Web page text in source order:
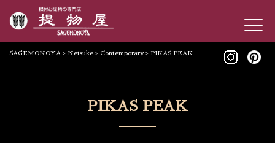
SAGEMONOYA > Netsuke > Contemporary> PIKAS PEAK
PIKAS PEAK